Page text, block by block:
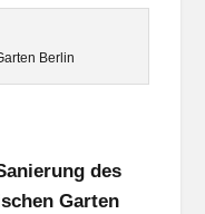
Berlin
des
Garten